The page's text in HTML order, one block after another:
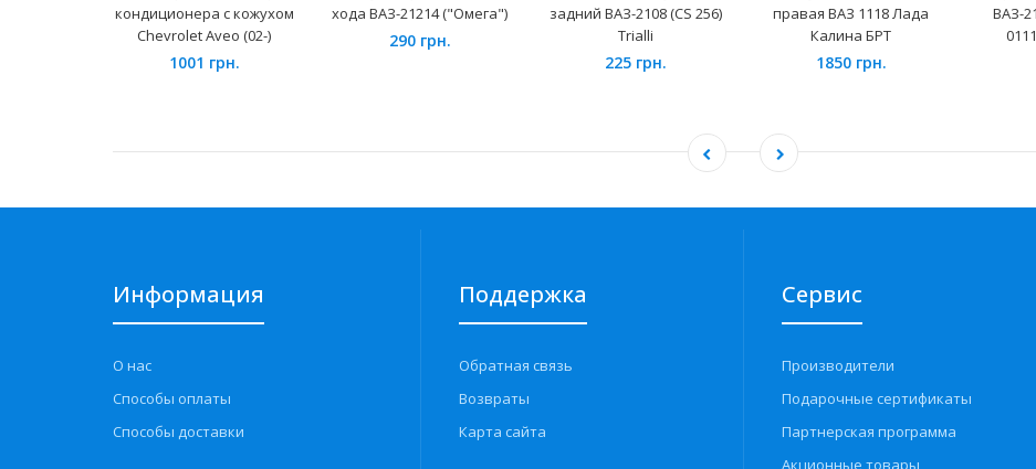
кондиционера с кожухом
Chevrolet Aveo (02-)
1001 грн.
хода ВАЗ-21214 ("Омега")
290 грн.
задний ВАЗ-2108 (CS 256)
Trialli
225 грн.
правая ВАЗ 1118 Лада
Калина БРТ
1850 грн.
ВАЗ-
Информация
О нас
Способы оплаты
Способы доставки
Поддержка
Обратная связь
Возвраты
Карта сайта
Сервис
Производители
Подарочные сертификаты
Партнерская программа
Акционные товары